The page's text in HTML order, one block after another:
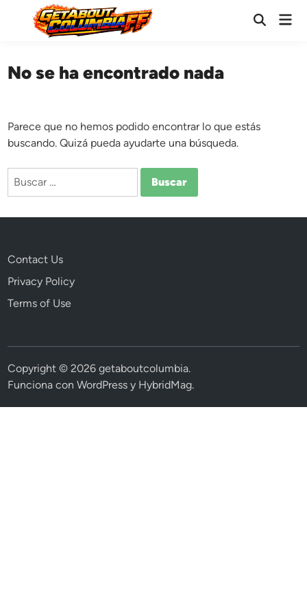
contenido
Abrir
No se ha encontrado nada
Parece que no hemos podido encontrar lo que estás
buscando. Quizá pueda ayudarte una búsqueda.
Buscar:
Contact Us
Privacy Policy
Terms of Use
Copyright © 2026getaboutcolumbia.
Funciona conWordPress y HybridMag.